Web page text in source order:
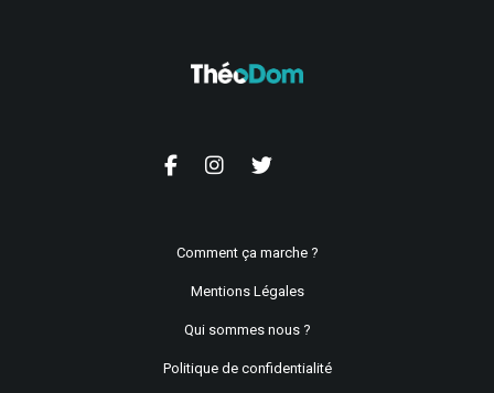
Comment ça marche ?
Mentions Légales
Qui sommes nous ?
Politique de confidentialité